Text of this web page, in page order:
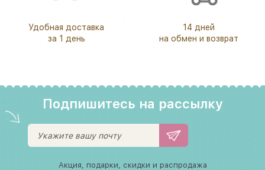
Удобная доставка
за 1 день
14 дней
на обмен и возврат
Подпишитесь на рассылку
Акция, подарки, скидки и распродажа